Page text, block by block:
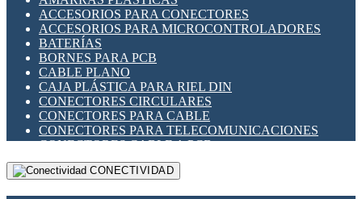
INDICADORES PARA PANEL
INTERFACES DE RELÉ
INTERRUPTORES FIN DE CARRERA
LLAVES CONMUTADORAS
MEDIDORES DE ENERGÍA Y TC'S DE CORRIENTE
MOTORES PASO A PASO
PANTALLAS HMI
PLC -CONTROLADORES LÓGICO PROGRAMABLES
PROGRAMADORES DE HORARIO
RELÉS DE PROTECCIÓN
SENSORES CAPACITIVOS
ACCESORIOS PARA CONECTORES
ACCESORIOS PARA MICROCONTROLADORES
BATERÍAS
BORNES PARA PCB
CABLE PLANO
CAJA PLÁSTICA PARA RIEL DIN
CONECTORES CIRCULARES
CONECTORES PARA CABLE
CONECTORES PARA TELECOMUNICACIONES
CONECTORES CABLE A PCB
CONECTORES PCB A CABLE
DIP SWITCHESCONECTIVIDAD